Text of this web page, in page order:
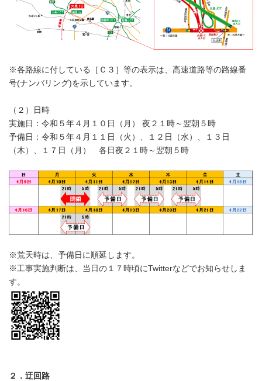
※各路線に付している［Ｃ３］等の表示は、高速道路等の路線番
号(ナンバリング)を示しています。
（２）日時
実施日：令和５年４月１０日（月） 夜２１時～翌朝５時
予備日：令和５年４月１１日（火）、１２日（水）、１３日
（木）、１７日（月） 各日夜２１時～翌朝５時
※荒天時は、予備日に順延します。
※工事実施判断は、当日の１７時頃にTwitterなどでお知らせしま
す。
２．迂回路